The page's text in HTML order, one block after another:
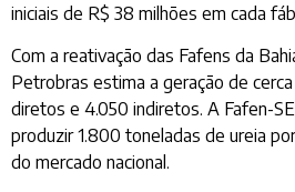
iniciais de R$ 38 milhões em cada
Com a reativação das Fafens da
Petrobras estima a geração de
diretos e 4.050 indiretos. A Fafen-
produzir 1.800 toneladas de ureia
do mercado nacional.